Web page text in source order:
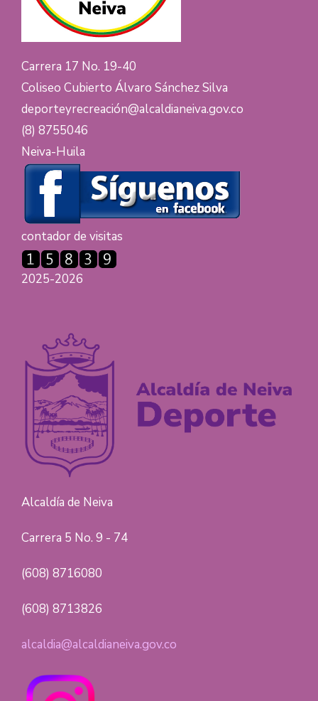
Carrera 17 No. 19-40
Coliseo Cubierto Álvaro Sánchez Silva
deporteyrecreación@alcaldianeiva.gov.co
(8) 8755046
Neiva-Huila
contador de visitas
2025-2026
Alcaldía de Neiva
Carrera 5 No. 9 - 74
(608) 8716080
(608) 8713826
alcaldia@alcaldianeiva.gov.co